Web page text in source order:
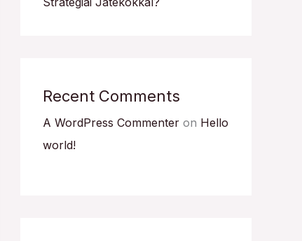
Recent Comments
A WordPress Commenter on Hello
world!